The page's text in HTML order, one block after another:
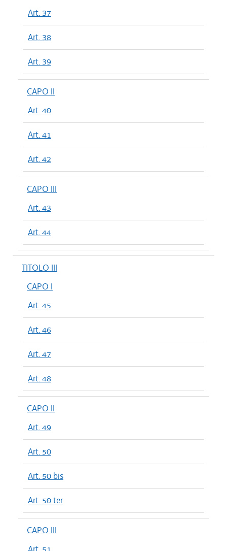
Art. 37
Art. 38
Art. 39
CAPO II
Art. 40
Art. 41
Art. 42
CAPO III
Art. 43
Art. 44
TITOLO III
CAPO I
Art. 45
Art. 46
Art. 47
Art. 48
CAPO II
Art. 49
Art. 50
Art. 50 bis
Art. 50 ter
CAPO III